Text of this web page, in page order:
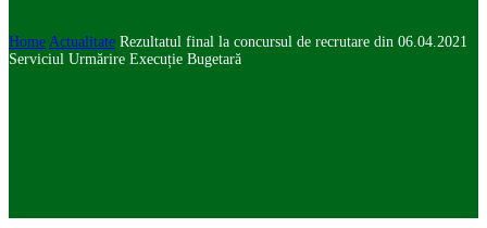
Home Actualitate Rezultatul final la concursul de recrutare din 06.04.2021
Serviciul Urmărire Execuție Bugetară